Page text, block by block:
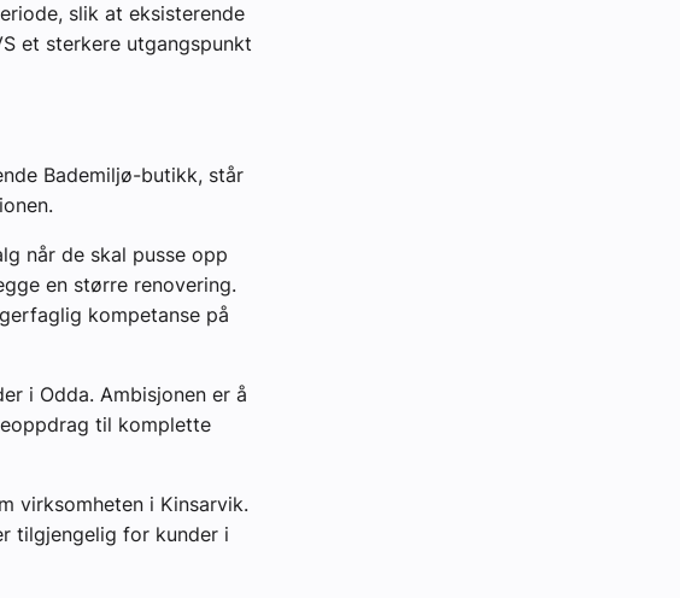
slik at eksisterende
et sterkere utgangspunkt
Bademiljø-butikk, står
når de skal pusse opp
en større renovering.
kompetanse på
i Odda. Ambisjonen er å
til komplette
virksomheten i Kinsarvik.
tilgjengelig for kunder i